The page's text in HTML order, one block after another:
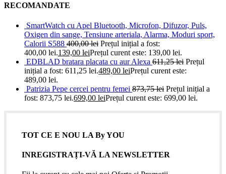
RECOMANDATE
SmartWatch cu Apel Bluetooth, Microfon, Difuzor, Puls,
Oxigen din sange, Tensiune arteriala, Alarma, Moduri sport,
Calorii S588 400,00lei Prețul inițial a fost:
400,00 lei.139,00 leiPrețul curent este: 139,00 lei.
EDBLAD bratara placata cu aur Alexa 611,25lei Prețul
inițial a fost: 611,25 lei.489,00 leiPrețul curent este:
489,00 lei.
Patrizia Pepe cercei pentru femei 873,75lei Prețul inițial a
fost: 873,75 lei.699,00 leiPrețul curent este: 699,00 lei.
TOT CE E NOU LA By YOU
INREGISTRAȚI-VĂ LA NEWSLETTER